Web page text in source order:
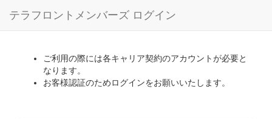
テラフロントメンバーズ ログイン
ご利用の際には各キャリア契約のアカウントが必要と
なります。
お客様認証のためログインをお願いいたします。